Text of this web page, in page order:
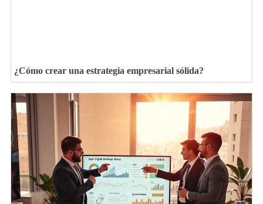
¿Cómo crear una estrategia empresarial sólida?